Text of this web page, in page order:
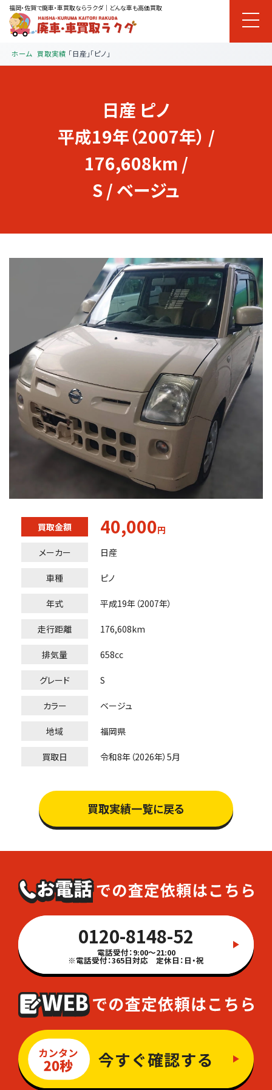
福岡・佐賀で廃車・車買取ならラクダ｜どんな車も高価買取
ホーム 買取実績 「日産」「ピノ」
日産 ピノ
平成19年（2007年） /
176,608km /
S / ベージュ
買取金額 40,000円
メーカー
日産
車種 ピノ
年式 平成19年（2007年）
走行距離 176,608km
排気量 658cc
グレード S
カラー ベージュ
地域 福岡県
買取日 令和8年（2026年）5月
買取実績一覧に戻る
0120-8148-52
電話受付：9:00～21:00
※電話受付：365日対応 定休日：日・祝